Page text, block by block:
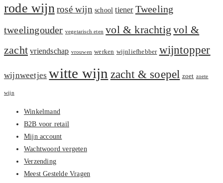
rode wijn rosé wijn school tiener Tweeling
tweelingouder vegetarisch eten vol & krachtig vol &
zacht vriendschap vrouwen werken wijnliefhebber wijntopper
wijnweetjes witte wijn zacht & soepel zoet zoete
wijn
Winkelmand
B2B voor retail
Mijn account
Wachtwoord vergeten
Verzending
Meest Gestelde Vragen